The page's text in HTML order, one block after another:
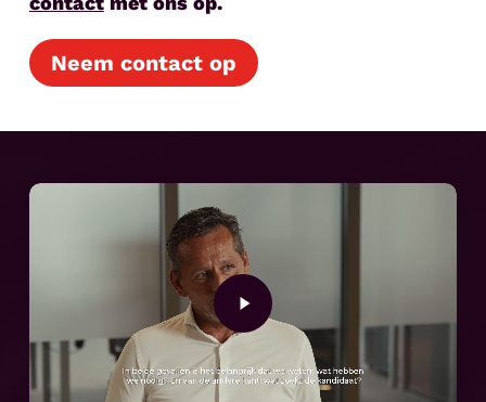
Neem contact op
Play